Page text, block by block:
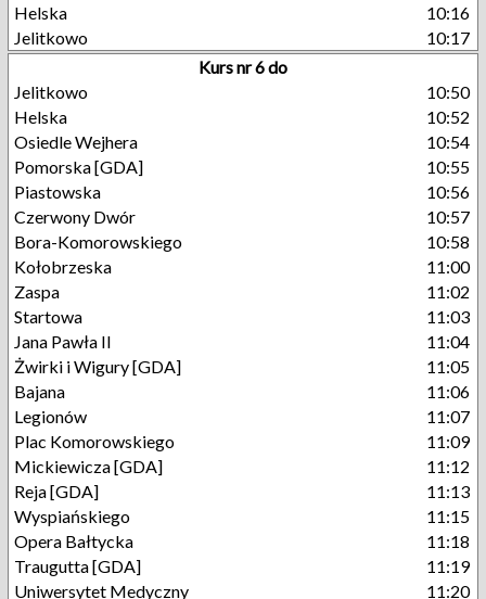
Helska
10:16
Jelitkowo
10:17
Kurs nr 6 do
Jelitkowo
10:50
Helska
10:52
Osiedle Wejhera
10:54
Pomorska [GDA]
10:55
Piastowska
10:56
Czerwony Dwór
10:57
Bora-Komorowskiego
10:58
Kołobrzeska
11:00
Zaspa
11:02
Startowa
11:03
Jana Pawła II
11:04
Żwirki i Wigury [GDA]
11:05
Bajana
11:06
Legionów
11:07
Plac Komorowskiego
11:09
Mickiewicza [GDA]
11:12
Reja [GDA]
11:13
Wyspiańskiego
11:15
Opera Bałtycka
11:18
Traugutta [GDA]
11:19
Uniwersytet Medyczny
11:20